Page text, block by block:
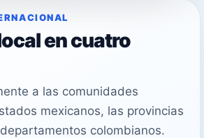
en cuatro
a las comunidades
mexicanos, las provincias
colombianos.